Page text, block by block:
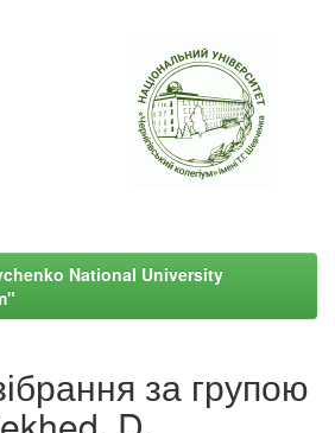
National University
за групою